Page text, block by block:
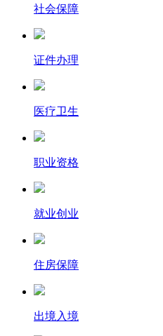
社会保障
证件办理
医疗卫生
职业资格
就业创业
住房保障
出境入境